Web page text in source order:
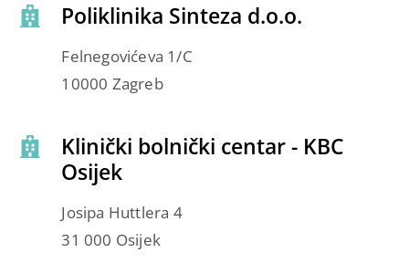
Poliklinika Sinteza d.o.o.
Felnegovićeva 1/C
10000 Zagreb
Klinički bolnički centar - KBC
Osijek
Josipa Huttlera 4
31 000 Osijek